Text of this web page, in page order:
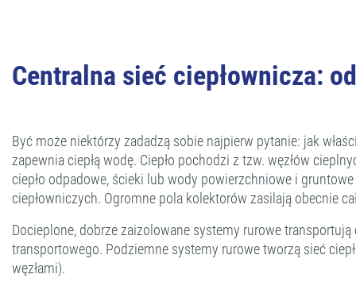
Centralna sieć ciepłownicza:
Być może niektórzy zadadzą sobie najpierw pytanie: jak
zapewnia ciepłą wodę. Ciepło pochodzi z tzw. węzłów
ciepło odpadowe, ścieki lub wody powierzchniowe i
ciepłowniczych. Ogromne pola kolektorów zasilają obecnie
Docieplone, dobrze zaizolowane systemy rurowe
transportowego. Podziemne systemy rurowe tworzą sieć
węzłami).